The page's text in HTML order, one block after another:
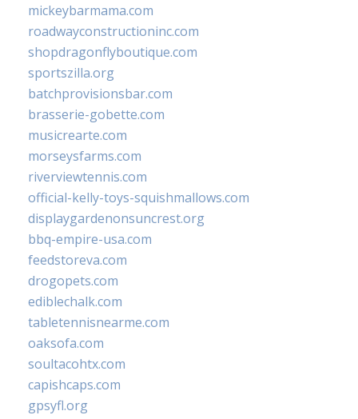
mickeybarmama.com
roadwayconstructioninc.com
shopdragonflyboutique.com
sportszilla.org
batchprovisionsbar.com
brasserie-gobette.com
musicrearte.com
morseysfarms.com
riverviewtennis.com
official-kelly-toys-squishmallows.com
displaygardenonsuncrest.org
bbq-empire-usa.com
feedstoreva.com
drogopets.com
ediblechalk.com
tabletennisnearme.com
oaksofa.com
soultacohtx.com
capishcaps.com
gpsyfl.org